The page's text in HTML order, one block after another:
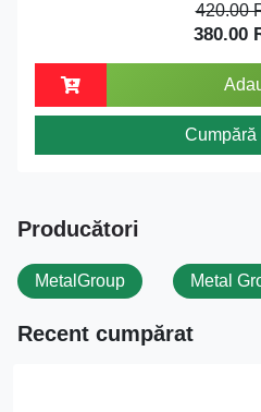
420.00
380.00
Cumpără
Producători
MetalGroup Metal
Recent cumpărat